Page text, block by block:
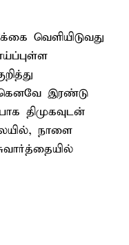
வெளியிடுவது
இரண்டு
திமுகவுடன்
நாளை